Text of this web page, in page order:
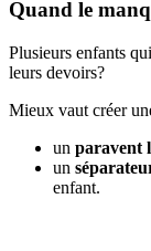
Quand le
Plusieurs enfants
leurs devoirs?
Mieux vaut créer
un paravent
un
enfant.